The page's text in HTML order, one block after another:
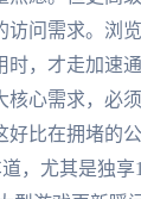
访问需求。浏
时，才走加速
心需求，必
好比在拥堵的
，尤其是独享